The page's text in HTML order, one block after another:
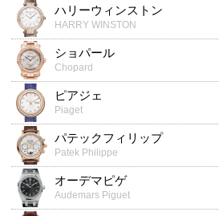
ハリーウィンストン
HARRY WINSTON
ショパール
Chopard
ピアジェ
Piaget
パテックフィリップ
Patek Philippe
オーデマピゲ
Audemars Piguet